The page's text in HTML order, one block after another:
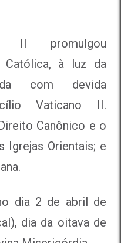
II promulgou
Católica, à luz da
com devida
Vaticano II.
Canônico e o
Igrejas Orientais; e
dia 2 de abril de
dia da oitava de